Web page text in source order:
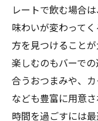
レートで飲む場合
味わいが変わって
方を見つけること
楽しむのもバーで
合うおつまみや、
なども豊富に用意
時間を過ごすには